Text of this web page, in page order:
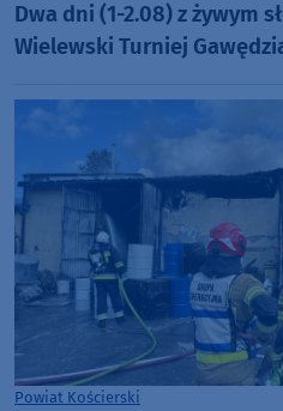
Dwa dni (1-2.08) z żywym
Wielewski Turniej
Powiat Kościerski